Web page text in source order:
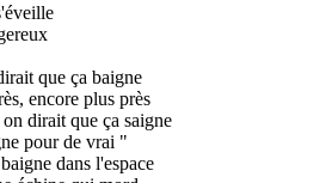
que ça baigne
encore plus près
dirait que ça saigne
pour de vrai "
dans l'espace